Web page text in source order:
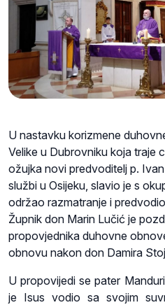
U nastavku korizmene
Velike u Dubrovniku koja traje
ožujka novi predvoditelj p.
službi u Osijeku, slavio je s
održao razmatranje i
Župnik don Marin Lučić je
propovjednika duhovne
obnovu nakon don Damira
U propovijedi se pater
je Isus vodio sa svojim